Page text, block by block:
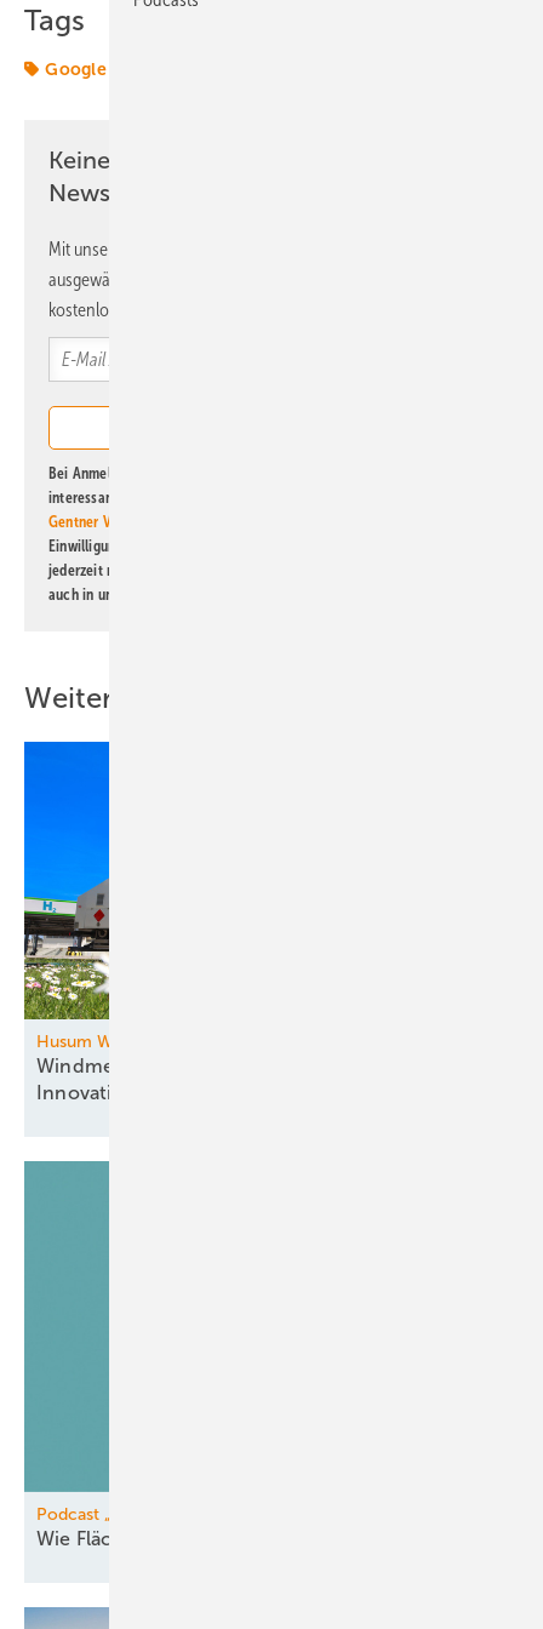
Tags
Google
Keine Zeit? Kein Problem mit dem ERE
Newsletter!
Mit unserem Newsletter erhalten Sie regelmäßig von uns
ausgewählte Informationen und Neuigkeiten, gebündelt und
kostenlos direkt ins Postfach.
Bei Anmeldung zu diesem Newsletter bin ich damit einverstanden, über
interessante Verlags- und Online-Angebote
Gentner Verlag GmbH & Co. KG
Einwilligung kann ich jederzeit widerrufen und eine Abmeldung ist
jederzeit möglich. Informationen zum Umgang mit Daten finden Sie
auch in unserer
Weitere Inhalte
Husum Wind
Windmesse im Norden: Zukunftsthemen und
Innovationen
Podcast „Was jetzt passieren muss“
Wie Flächeneigentümer vom Pooling